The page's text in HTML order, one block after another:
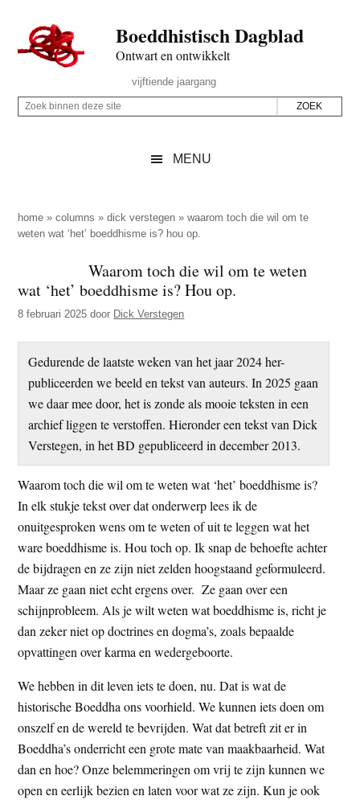
naar
de
inhoud
secondary
naar
de
sidebar
naar
de
Boeddhistisch Dagblad
Ontwart en ontwikkelt
Rechts
vijftiende jaargang
Z
p
d
z
e
Z
i
n
n
d
e
MENU
home »columns »dick verstegen »waarom toch die wil om te
weten wat ‘het’ boeddhisme is? hou op.
Waarom toch die wil om te weten
wat ‘het’ boeddhisme is? Hou op.
8 februari 2025 door Dick Verstegen
Gedurende de laatste weken van het jaar 2024 her-
publiceerden we beeld en tekst van auteurs. In 2025 gaan
we daar mee door, het is zonde als mooie teksten in een
archief liggen te verstoffen. Hieronder een tekst van Dick
Verstegen, in het BD gepubliceerd in december 2013.
Waarom toch die wil om te weten wat ‘het’ boeddhisme is?
In elk stukje tekst over dat onderwerp lees ik de
onuitgesproken wens om te weten of uit te leggen wat het
ware boeddhisme is. Hou toch op. Ik snap de behoefte achter
de bijdragen en ze zijn niet zelden hoogstaand geformuleerd.
Maar ze gaan niet echt ergens over. Ze gaan over een
schijnprobleem. Als je wilt weten wat boeddhisme is, richt je
dan zeker niet op doctrines en dogma’s, zoals bepaalde
opvattingen over karma en wedergeboorte.
We hebben in dit leven iets te doen, nu. Dat is wat de
historische Boeddha ons voorhield. We kunnen iets doen om
onszelf en de wereld te bevrijden. Wat dat betreft zit er in
Boeddha’s onderricht een grote mate van maakbaarheid. Wat
dan en hoe? Onze belemmeringen om vrij te zijn kunnen we
open en eerlijk bezien en laten voor wat ze zijn. Kun je ook